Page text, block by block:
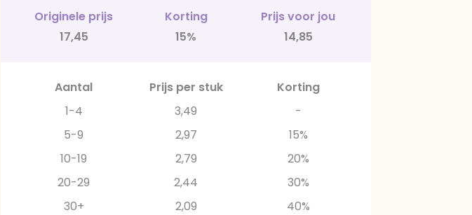
Originele prijs Korting
Prijs voor jou
17,45
15% 14,85
Aantal Prijs per stuk
Korting
1-4
3,49
-
5-9
2,97
15%
10-19
2,79
20%
20-29
2,44
30%
30+
2,09 40%